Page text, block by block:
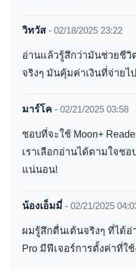
วิทวัส - 02/18/2025 23:22
อ่านแล้วรู้สึกว่ามันช่วยชี
จริงๆ มันคุ้มค่าเงินที่จ่ายไ
มาร์โค - 02/21/2025 03:58
ชอบที่จะใช้ Moon+
เราเลือกอ่านได้ตามใจช
แน่นอน!
น้องเอ็มมี่ - 02/21/2025
ผมรู้สึกตื่นเต้นจริงๆ ที่ได้อ่
Pro มีฟีเจอร์การตั้งค่าที่ใช้